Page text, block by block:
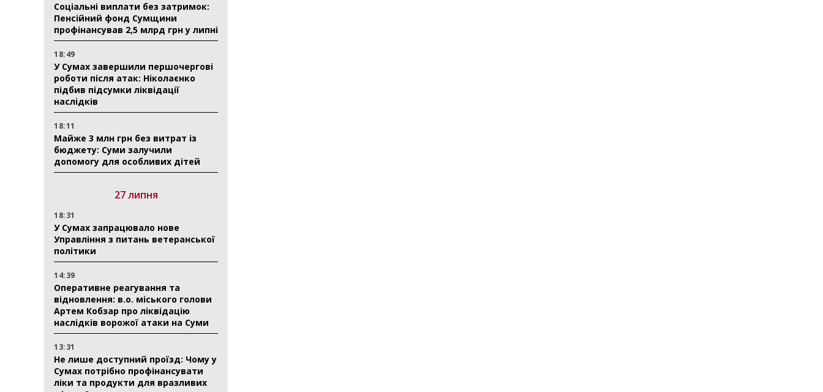
Соціальні виплати без затримок:
Пенсійний фонд Сумщини
профінансував 2,5 млрд грн у липні
18:49
У Сумах завершили першочергові
роботи після атак: Ніколаєнко
підбив підсумки ліквідації
наслідків
18:11
Майже 3 млн грн без витрат із
бюджету: Суми залучили
допомогу для особливих дітей
27 липня
18:31
У Сумах запрацювало нове
Управління з питань ветеранської
політики
14:39
Оперативне реагування та
відновлення: в.о. міського голови
Артем Кобзар про ліквідацію
наслідків ворожої атаки на Суми
13:31
Не лише доступний проїзд: Чому у
Сумах потрібно профінансувати
ліки та продукти для вразливих